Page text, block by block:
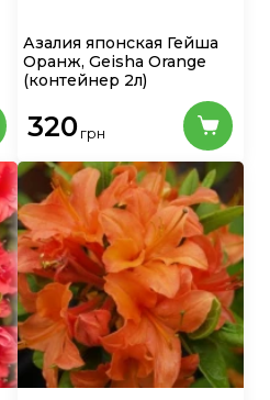
Азалия японская Гейша
Оранж, Geisha Orange
(контейнер 2л)
320 грн